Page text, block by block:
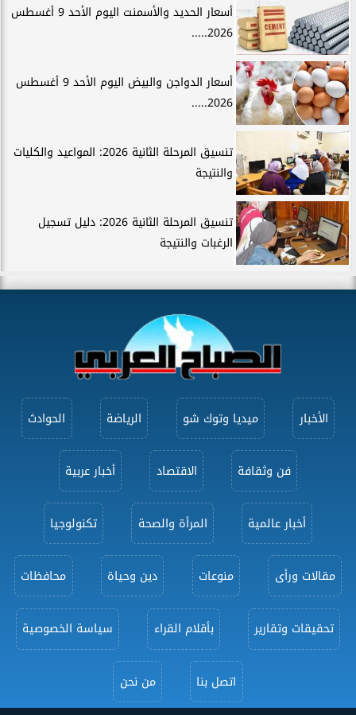
أسعار الحديد والأسمنت اليوم الأحد 9 أغسطس
2026.....
أسعار الدواجن والبيض اليوم الأحد 9 أغسطس
2026.....
تنسيق المرحلة الثانية 2026: المواعيد والكليات
والنتيجة
تنسيق المرحلة الثانية 2026: دليل تسجيل
الرغبات والنتيجة
الأخبار ميديا وتوك شو الرياضة الحوادث
فن وثقافة الاقتصاد أخبار عربية
أخبار عالمية المرأة والصحة تكنولوجيا
مقالات ورأى منوعات دين وحياة محافظات
تحقيقات وتقارير بأقلام القراء سياسة الخصوصية
اتصل بنا من نحن